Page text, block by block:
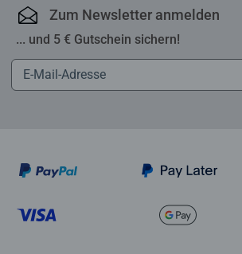
Zum Newsletter anmelden
... und 5 € Gutschein sichern!